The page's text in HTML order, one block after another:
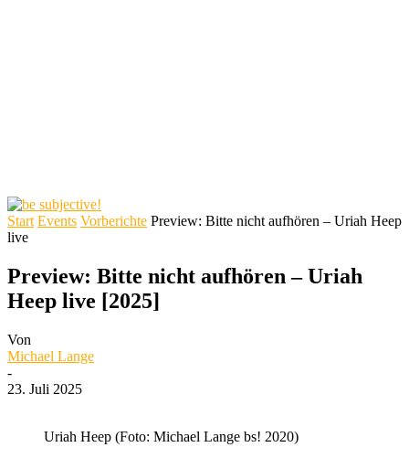
Start Events Vorberichte Preview: Bitte nicht aufhören – Uriah Heep
live
Preview: Bitte nicht aufhören – Uriah
Heep live [2025]
Von
Michael Lange
-
23. Juli 2025
Uriah Heep (Foto: Michael Lange bs! 2020)